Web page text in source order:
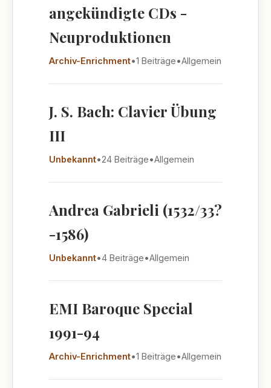
angekündigte CDs -
Neuproduktionen
Archiv-Enrichment•1 Beiträge•Allgemein
J. S. Bach: Clavier Übung
III
Unbekannt•24 Beiträge•Allgemein
Andrea Gabrieli (1532/33?
-1586)
Unbekannt•4 Beiträge•Allgemein
EMI Baroque Special
1991-94
Archiv-Enrichment•1 Beiträge•Allgemein